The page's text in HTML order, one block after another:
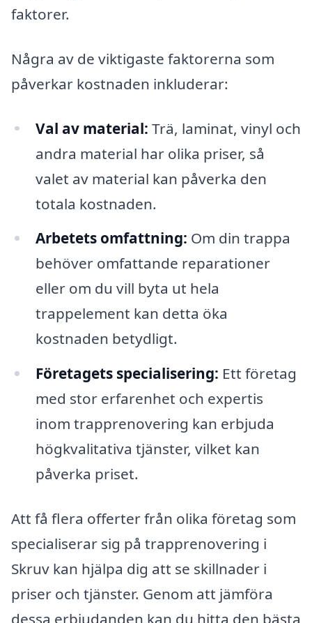
faktorer.
Några av de viktigaste faktorerna som
påverkar kostnaden inkluderar:
Val av material: Trä, laminat, vinyl och
andra material har olika priser, så
valet av material kan påverka den
totala kostnaden.
Arbetets omfattning: Om din trappa
behöver omfattande reparationer
eller om du vill byta ut hela
trappelement kan detta öka
kostnaden betydligt.
Företagets specialisering: Ett företag
med stor erfarenhet och expertis
inom trapprenovering kan erbjuda
högkvalitativa tjänster, vilket kan
påverka priset.
Att få flera offerter från olika företag som
specialiserar sig på trapprenovering i
Skruv kan hjälpa dig att se skillnader i
priser och tjänster. Genom att jämföra
dessa erbjudanden kan du hitta den bästa